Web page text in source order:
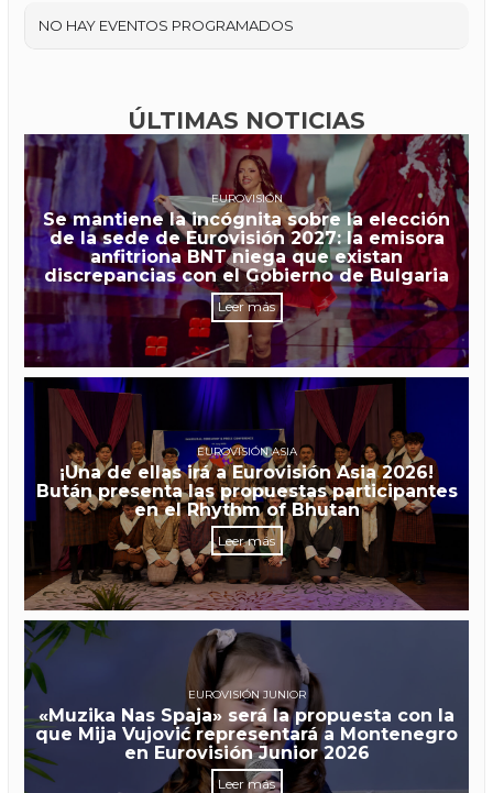
NO HAY EVENTOS PROGRAMADOS
ÚLTIMAS NOTICIAS
EUROVISIÓN
Se mantiene la incógnita sobre la elección
de la sede de Eurovisión 2027: la emisora
anfitriona BNT niega que existan
discrepancias con el Gobierno de Bulgaria
Leer más
EUROVISIÓN ASIA
¡Una de ellas irá a Eurovisión Asia 2026!
Bután presenta las propuestas participantes
en el Rhythm of Bhutan
Leer más
EUROVISIÓN JUNIOR
«Muzika Nas Spaja» será la propuesta con la
que Mija Vujović representará a Montenegro
en Eurovisión Junior 2026
Leer más